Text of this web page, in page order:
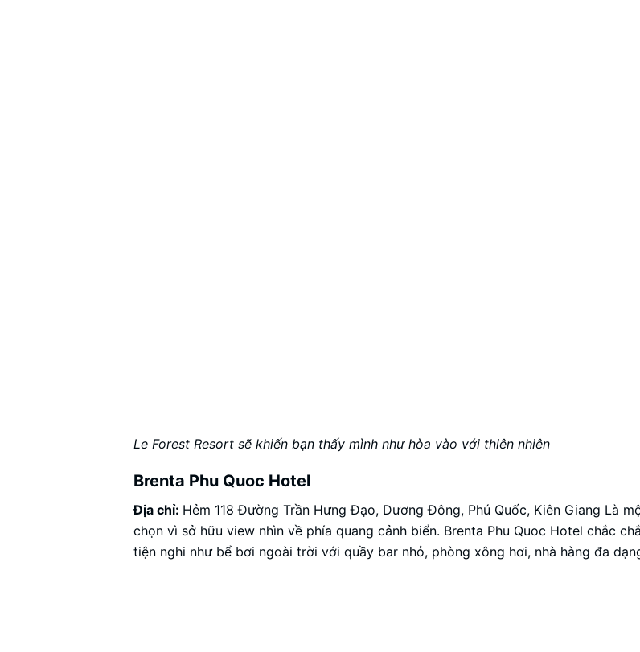
Le Forest Resort sẽ khiến bạn thấy mình như hòa vào với thiên nhiên
Brenta Phu Quoc Hotel
Địa chỉ: Hẻm 118 Đường Trần Hưng Đạo, Dương Đông, Phú Quốc, Kiên Giang Là
chọn vì sở hữu view nhìn về phía quang cảnh biển. Brenta Phu Quoc Hotel chắc
tiện nghi như bể bơi ngoài trời với quầy bar nhỏ, phòng xông hơi, nhà hàng đa